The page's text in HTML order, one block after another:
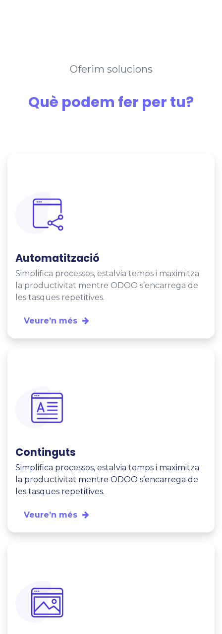
Oferim solucions
Què podem fer per tu?
Automatització
Simplifica processos, estalvia temps i maximitza
la productivitat mentre ODOO s’encarrega de
les tasques repetitives.
Veure’n més
Continguts
Simplifica processos, estalvia temps i maximitza
la productivitat mentre ODOO s’encarrega de
les tasques repetitives.
Veure’n més